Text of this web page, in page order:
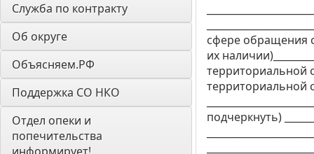
Служба по контракту
Об округе
Объясняем.РФ
Поддержка СО НКО
Отдел опеки и
попечительства
сфере обращения с
их
территориальной
территориальной
подчеркнуть)